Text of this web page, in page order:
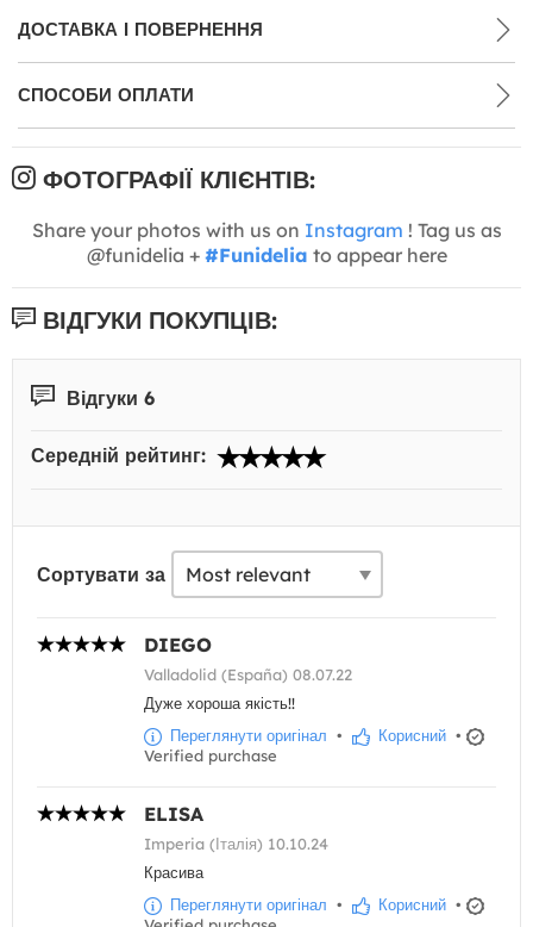
ДОСТАВКА І ПОВЕРНЕННЯ
СПОСОБИ ОПЛАТИ
ФОТОГРАФІЇ КЛІЄНТІВ:
Share your photos with us on Instagram ! Tag us as
@funidelia + #Funidelia to appear here
ВІДГУКИ ПОКУПЦІВ:
Відгуки 6
Середній рейтинг:
Сортувати за
DIEGO
Valladolid (España) 08.07.22
Дуже хороша якість!!
Переглянути оригінал • Корисний •
Verified purchase
ELISA
Imperia (Італія) 10.10.24
Красива
Переглянути оригінал • Корисний •